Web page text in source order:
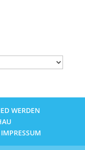
WERDEN
IMPRESSUM